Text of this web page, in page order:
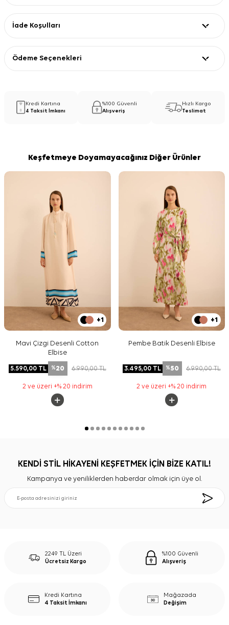
İade Koşulları
Ödeme Seçenekleri
Kredi Kartına
4 Taksit İmkanı
%100 Güvenli
Alışveriş
Hızlı Kargo
Teslimat
Keşfetmeye Doyamayacağınız Diğer Ürünler
+1
Mavi Çizgi Desenli Cotton
Elbise
5.590,00TL %20 6.990,00TL
2 ve üzeri +% 20 indirim
+1
Pembe Batik Desenli Elbise
3.495,00TL %50 6.990,00TL
2 ve üzeri +% 20 indirim
KENDİ STİL HİKAYENİ KEŞFETMEK İÇİN BİZE KATIL!
Kampanya ve yeniliklerden haberdar olmak için üye ol.
2249 TL Üzeri
Ücretsiz Kargo
%100 Güvenli
Alışveriş
Kredi Kartına
4 Taksit İmkanı
Mağazada
Değişim